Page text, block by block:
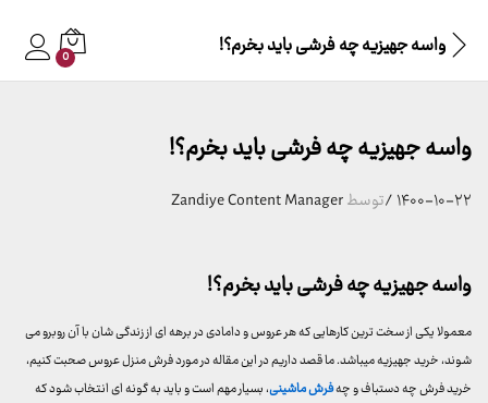
واسه جهیزیه چه فرشی باید بخرم؟! 0
واسه جهیزیه چه فرشی باید بخرم؟!
۱۴۰۰-۱۰-۲۲/توسطZandiye Content Manager
واسه جهیزیه چه فرشی باید بخرم؟!
معمولا یکی از سخت ترین کارهایی که هر عروس و دامادی در برهه ای از زندگی شان با آن روبرو می
شوند، خرید جهیزیه میباشد. ما قصد داریم در این مقاله در مورد فرش منزل عروس صحبت کنیم،
خرید فرش چه دستباف و چهفرش ماشینی، بسیار مهم است و باید به گونه ای انتخاب شود که